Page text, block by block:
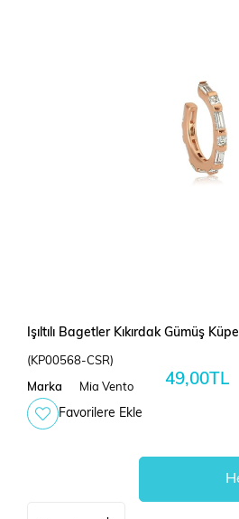
Işıltılı Bagetler Kıkırdak Gümüş Küpe
(KP00568-CSR)
Marka Mia Vento 49,00TL
Favorilere Ekle